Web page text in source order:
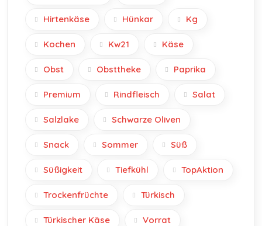
Hirtenkäse Hünkar Kg
Kochen Kw21 Käse
Obst Obsttheke Paprika
Premium Rindfleisch Salat
Salzlake Schwarze Oliven
Snack Sommer Süß
Süßigkeit Tiefkühl TopAktion
Trockenfrüchte Türkisch
Türkischer Käse Vorrat